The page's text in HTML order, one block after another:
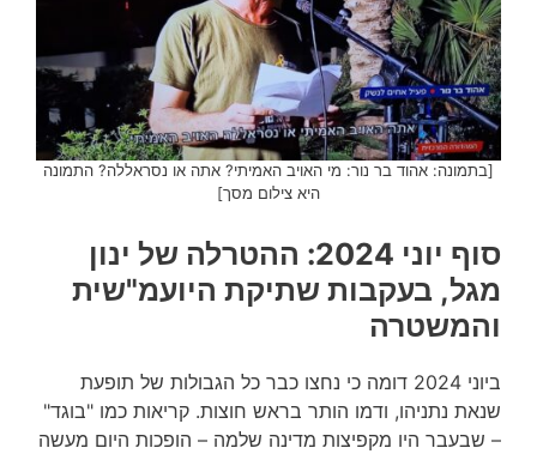
[בתמונה: אהוד בר נור: מי האויב האמיתי? אתה או נסראללה? התמונה
היא צילום מסך]
סוף יוני 2024: ההטרלה של ינון
מגל, בעקבות שתיקת היועמ"שית
והמשטרה
ביוני 2024 דומה כי נחצו כבר כל הגבולות של תופעת
שנאת נתניהו, ודמו הותר בראש חוצות. קריאות כמו "בוגד"
– שבעבר היו מקפיצות מדינה שלמה – הופכות היום מעשה